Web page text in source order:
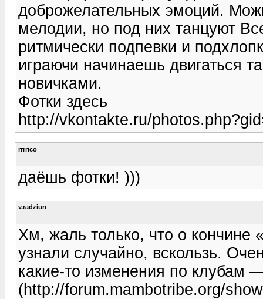
доброжелательных эмоций.
мелодии, но под них танцуют
ритмически подпевки и
играючи начинаешь двигаться
новичками.
Фотки здесь
http://vkontakte.ru/
rrrrico
даёшь фотки! )))
v.radziun
Хм, жаль только, что о
узнали случайно, вскользь.
какие-то изменения по клубам
(http://forum.mambotribe.org/